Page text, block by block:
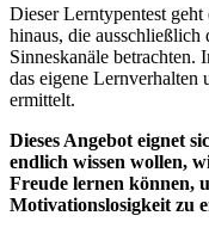
Dieser Lerntypentest
hinaus, die
Sinneskanäle betrachten.
das eigene
ermittelt.
Dieses Angebot eignet
endlich wissen wollen,
Freude lernen können,
Motivationslosigkeit zu